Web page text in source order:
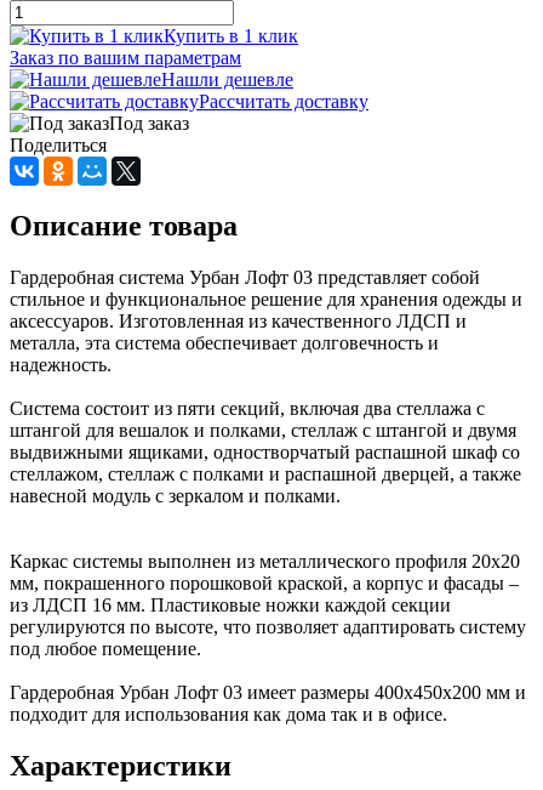
Купить в 1 клик
Заказ по вашим параметрам
Нашли дешевле
Рассчитать доставку
Под заказ
Поделиться
Описание товара
Гардеробная система Урбан Лофт 03 представляет собой
стильное и функциональное решение для хранения одежды и
аксессуаров. Изготовленная из качественного ЛДСП и
металла, эта система обеспечивает долговечность и
надежность.
Система состоит из пяти секций, включая два стеллажа с
штангой для вешалок и полками, стеллаж с штангой и двумя
выдвижными ящиками, одностворчатый распашной шкаф со
стеллажом, стеллаж с полками и распашной дверцей, а также
навесной модуль с зеркалом и полками.
Каркас системы выполнен из металлического профиля 20х20
мм, покрашенного порошковой краской, а корпус и фасады –
из ЛДСП 16 мм. Пластиковые ножки каждой секции
регулируются по высоте, что позволяет адаптировать систему
под любое помещение.
Гардеробная Урбан Лофт 03 имеет размеры 400х450х200 мм и
подходит для использования как дома так и в офисе.
Характеристики